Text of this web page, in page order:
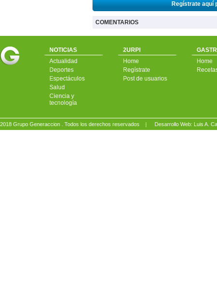
Regístrate aquí
COMENTARIOS
NOTICIAS
Actualidad
Deportes
Espectáculos
Salud
Ciencia y
tecnología
2URPI
Home
Regístrate
Post de usuarios
Home
2018 Grupo Generaccion . Todos los derechos reservados | Desarrollo Web: Luis